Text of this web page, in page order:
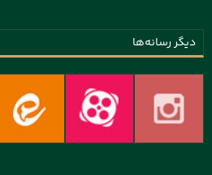
دیگر رسانه‌ها